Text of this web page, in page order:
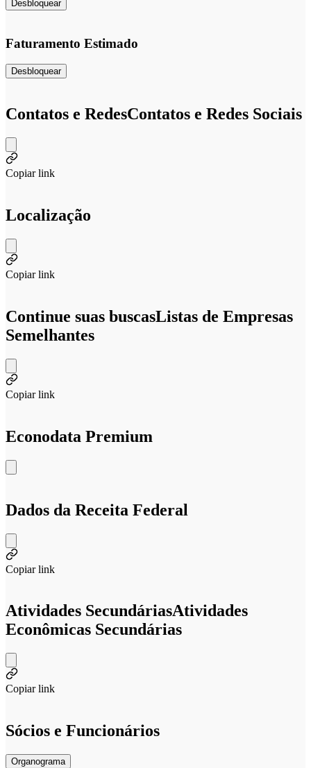
Desbloquear
Faturamento Estimado
Desbloquear
Contatos e RedesContatos e Redes Sociais
Copiar link
Localização
Copiar link
Continue suas buscasListas de Empresas
Semelhantes
Copiar link
Econodata Premium
Dados da Receita Federal
Copiar link
Atividades SecundáriasAtividades
Econômicas Secundárias
Copiar link
Sócios e Funcionários
Organograma